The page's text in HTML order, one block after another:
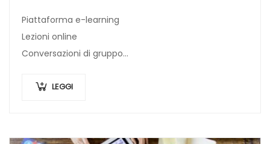
Piattaforma e-learning
Lezioni online
Conversazioni di gruppo
LEGGI